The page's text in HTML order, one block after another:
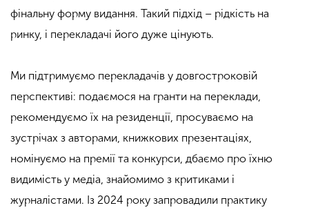
фінальну форму видання. Такий підхід – рідкість на
ринку, і перекладачі його дуже цінують.
Ми підтримуємо перекладачів у довгостроковій
перспективі: подаємося на гранти на переклади,
рекомендуємо їх на резиденції, просуваємо на
зустрічах з авторами, книжкових презентаціях,
номінуємо на премії та конкурси, дбаємо про їхню
видимість у медіа, знайомимо з критиками і
журналістами. Із 2024 року запровадили практику